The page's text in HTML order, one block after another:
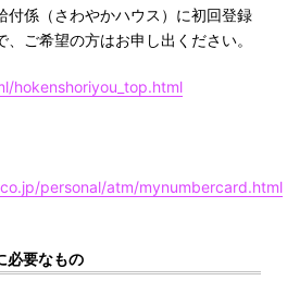
係（さわやかハウス）に初回登録
ご希望の方はお申し出ください。
hokenshoriyou_top.html
personal/atm/mynumbercard.html
必要なもの